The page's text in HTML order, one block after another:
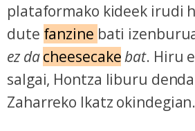
plataformako kideek irudi
dute fanzine bati
ez dacheesecake bat. Hiru
salgai, Hontza liburu
Zaharreko Ikatz okindegian.